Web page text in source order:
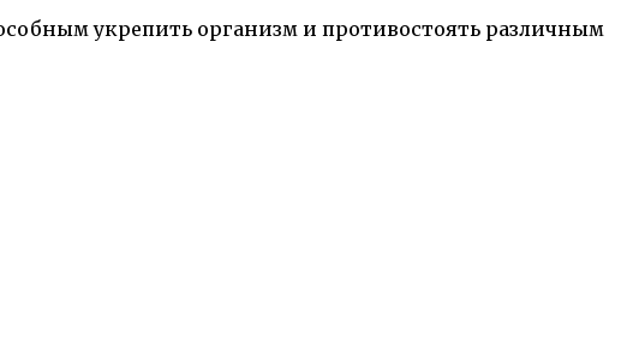
укрепить организм и противостоять различным